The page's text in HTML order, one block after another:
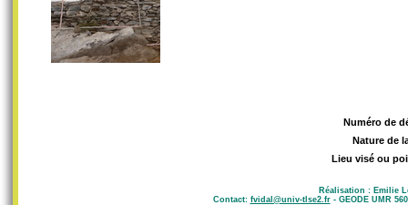
Numéro de
Nature de
Lieu visé ou
Réalisation : Emilie
Contact: fvidal@univ-tlse2.fr- GEODE UMR